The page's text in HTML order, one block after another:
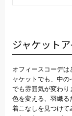
ジャケット
オフィースコーデ
ャケットでも、中
でも雰囲気が変わり
色を変える、羽織る
着こなしを見つけて